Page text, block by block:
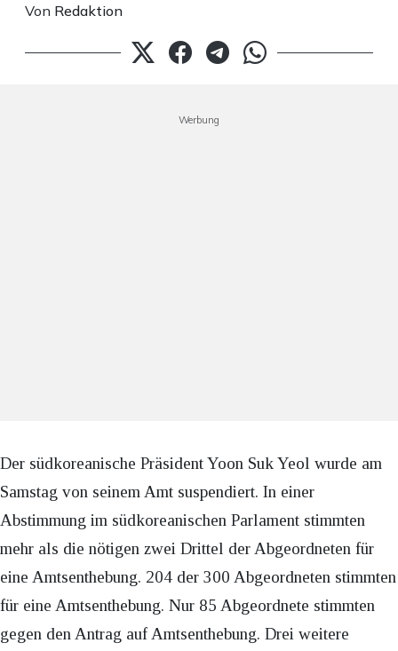
Von Redaktion
Werbung
Der südkoreanische Präsident Yoon Suk Yeol wurde am
Samstag von seinem Amt suspendiert. In einer
Abstimmung im südkoreanischen Parlament stimmten
mehr als die nötigen zwei Drittel der Abgeordneten für
eine Amtsenthebung. 204 der 300 Abgeordneten stimmten
für eine Amtsenthebung. Nur 85 Abgeordnete stimmten
gegen den Antrag auf Amtsenthebung. Drei weitere